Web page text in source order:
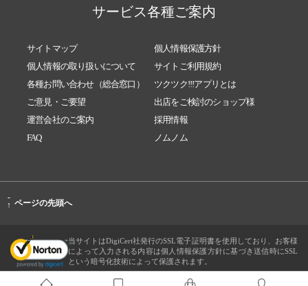
サービス各種ご案内
サイトマップ
個人情報保護方針
個人情報の取り扱いについて
サイトご利用規約
各種お問い合わせ（総合窓口）
ツクツク!!!アプリとは
ご意見・ご要望
出店をご検討のショップ様
運営会社のご案内
採用情報
FAQ
ノムノム
-
↑ ページの先頭へ
当サイトはDigiCert社発行のSSL電子証明書を使用しており、お客様
によって入力される内容は個人情報保護方針に基づき送信時にSSL
という暗号化技術によって保護されます。